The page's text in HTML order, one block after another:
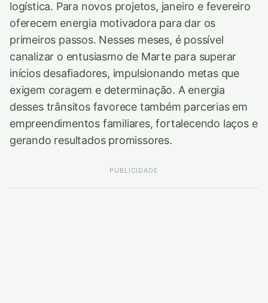
logística. Para novos projetos, janeiro e fevereiro
oferecem energia motivadora para dar os
primeiros passos. Nesses meses, é possível
canalizar o entusiasmo de Marte para superar
inícios desafiadores, impulsionando metas que
exigem coragem e determinação. A energia
desses trânsitos favorece também parcerias em
empreendimentos familiares, fortalecendo laços e
gerando resultados promissores.
PUBLICIDADE